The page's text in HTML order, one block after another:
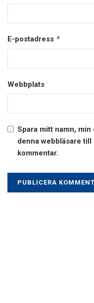
E-postadress *
Webbplats
Spara mitt namn,
denna webbläsare
kommentar.